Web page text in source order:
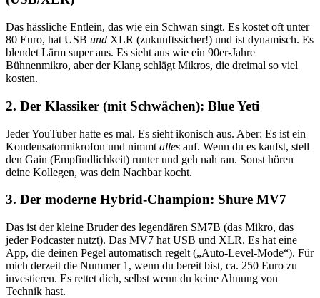
Das hässliche Entlein, das wie ein Schwan singt. Es kostet oft unter
80 Euro, hat USB und XLR (zukunftssicher!) und ist dynamisch. Es
blendet Lärm super aus. Es sieht aus wie ein 90er-Jahre
Bühnenmikro, aber der Klang schlägt Mikros, die dreimal so viel
kosten.
2. Der Klassiker (mit Schwächen): Blue Yeti
Jeder YouTuber hatte es mal. Es sieht ikonisch aus. Aber: Es ist ein
Kondensatormikrofon und nimmt alles auf. Wenn du es kaufst, stell
den Gain (Empfindlichkeit) runter und geh nah ran. Sonst hören
deine Kollegen, was dein Nachbar kocht.
3. Der moderne Hybrid-Champion: Shure MV7
Das ist der kleine Bruder des legendären SM7B (das Mikro, das
jeder Podcaster nutzt). Das MV7 hat USB und XLR. Es hat eine
App, die deinen Pegel automatisch regelt („Auto-Level-Mode“). Für
mich derzeit die Nummer 1, wenn du bereit bist, ca. 250 Euro zu
investieren. Es rettet dich, selbst wenn du keine Ahnung von
Technik hast.